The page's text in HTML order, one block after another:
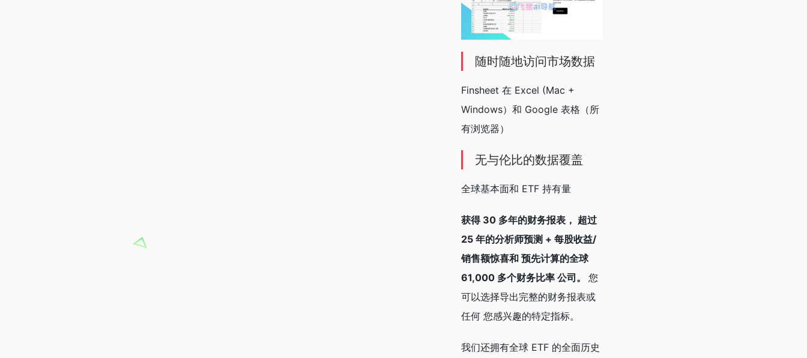
随时随地访问市场数据
Finsheet 在 Excel (Mac +
Windows）和 Google 表格（所
有浏览器）
无与伦比的数据覆盖
全球基本面和 ETF 持有量
获得 30 多年的财务报表， 超过
25 年的分析师预测 + 每股收益/
销售额惊喜和 预先计算的全球
61,000 多个财务比率 公司。 您
可以选择导出完整的财务报表或
任何 您感兴趣的特定指标。
我们还拥有全球 ETF 的全面历史